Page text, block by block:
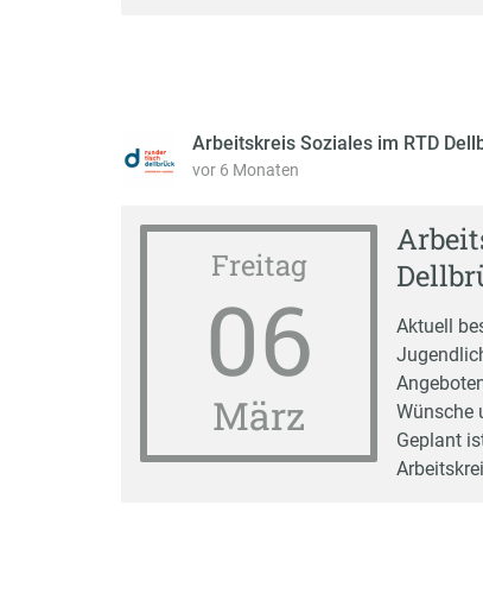
Arbeitskreis Soziales im RTD
vor 6 Monaten
Freitag
06
März
Aktuell
Wünsche
Geplant